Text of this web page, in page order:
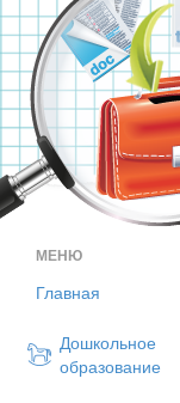
МЕНЮ
Главная
Дошкольное
образование